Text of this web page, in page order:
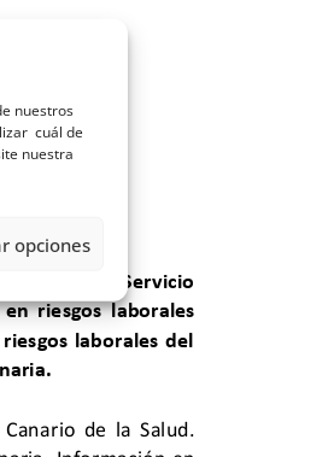
nuestros
cuál de
nuestra
opciones